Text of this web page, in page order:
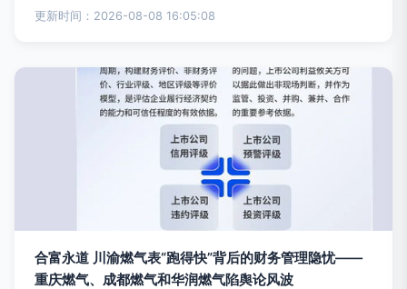
更新时间：2026-08-08 16:05:08
合富永道 川渝燃气表“跑得快”背后的财务管理隐忧——
重庆燃气、成都燃气和华润燃气陷舆论风波